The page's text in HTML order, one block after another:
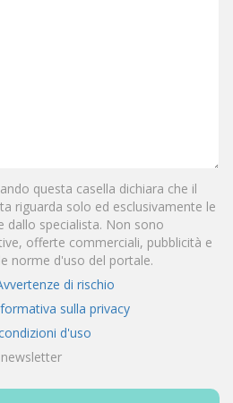
questa casella dichiara che il
riguarda solo ed esclusivamente le
dallo specialista. Non sono
offerte commerciali, pubblicità e
norme d'uso del portale.
di rischio
sulla privacy
d'uso